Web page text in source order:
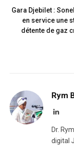
Gara Djebilet :
en service une
détente de gaz
Rym
Dr.
digital